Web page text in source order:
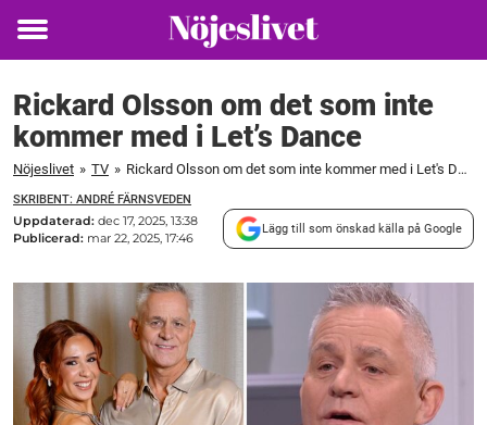
Toggle
Rickard Olsson om det som inte
kommer med i Let’s Dance
Nöjeslivet » TV » Rickard Olsson om det som inte kommer med i Let's Dance
SKRIBENT: ANDRÉ FÄRNSVEDEN
Uppdaterad: dec 17, 2025, 13:38
Publicerad: mar 22, 2025, 17:46
Lägg till som önskad källa på Google